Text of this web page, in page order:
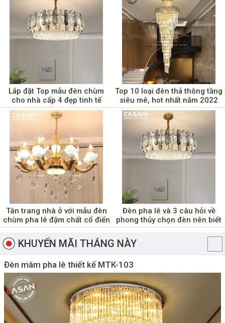
Lắp đặt Top mẫu đèn chùm
cho nhà cấp 4 đẹp tinh tế
hoàn mỹ
Top 10 loại đèn thả thông tầng
siêu mê, hot nhất năm 2022
Tân trang nhà ở với mẫu đèn
chùm pha lê đậm chất cổ điển
Đèn pha lê và 3 câu hỏi về
phong thủy chọn đèn nên biết
KHUYẾN MÃI THÁNG NÀY
Đèn mâm pha lê thiết kế MTK-103